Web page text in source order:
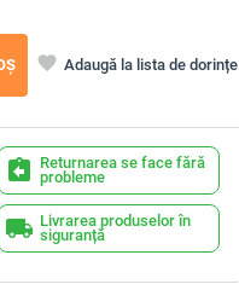
favorite Adaugă la lista de dorințe
assignment_return Returnarea se face fără
probleme
local_shipping Livrarea produselor în
siguranță